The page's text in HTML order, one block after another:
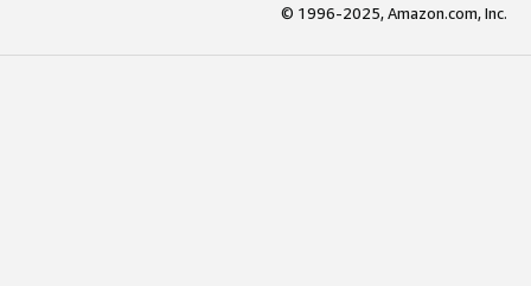
© 1996-2025, Amazon.com, Inc.